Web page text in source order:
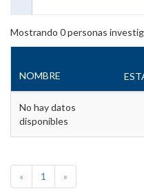
Mostrando 0personas
NOMBRE
No hay datos
disponibles
« 1 »